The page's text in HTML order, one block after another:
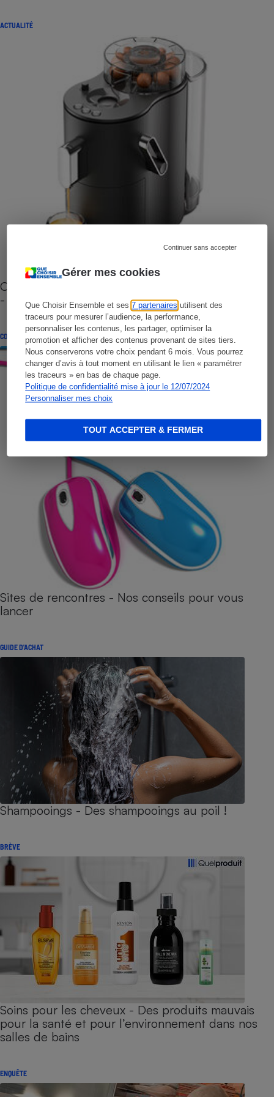
Gérer mes cookies
Que Choisir Ensemble et ses7 partenaires utilisent des
traceurs pour mesurer l’audience, la performance,
personnaliser les contenus, les partager, optimiser la
promotion et afficher des contenus provenant de sites tiers.
Nous conserverons votre choix pendant 6 mois. Vous pourrez
changer d’avis à tout moment en utilisant le lien « paramétrer
les traceurs » en bas de chaque page.
Politique de confidentialité mise à jour le 12/07/2024
Personnaliser mes choix
Continuer sans accepter
TOUT ACCEPTER & FERMER
ACTUALITÉ
Cafetière à capsules zéro déchet CoffeeB (vidéo)
- Premières impressions
CONSEILS
Sites de rencontres - Nos conseils pour vous
lancer
GUIDE D'ACHAT
Shampooings - Des shampooings au poil !
BRÈVE
Soins pour les cheveux - Des produits mauvais
pour la santé et pour l’environnement dans nos
salles de bains
ENQUÊTE